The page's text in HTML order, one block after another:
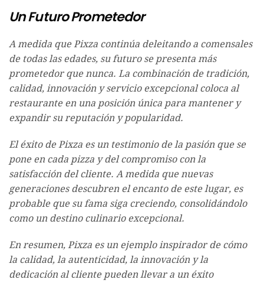
Un Futuro Prometedor
A medida que Pixza continúa deleitando a comensales
de todas las edades, su futuro se presenta más
prometedor que nunca. La combinación de tradición,
calidad, innovación y servicio excepcional coloca al
restaurante en una posición única para mantener y
expandir su reputación y popularidad.
El éxito de Pixza es un testimonio de la pasión que se
pone en cada pizza y del compromiso con la
satisfacción del cliente. A medida que nuevas
generaciones descubren el encanto de este lugar, es
probable que su fama siga creciendo, consolidándolo
como un destino culinario excepcional.
En resumen, Pixza es un ejemplo inspirador de cómo
la calidad, la autenticidad, la innovación y la
dedicación al cliente pueden llevar a un éxito